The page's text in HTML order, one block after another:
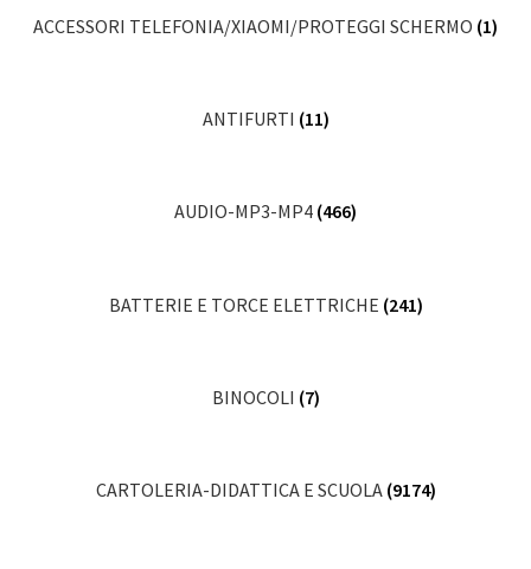
ACCESSORI TELEFONIA/XIAOMI/PROTEGGI SCHERMO (1)
ANTIFURTI (11)
AUDIO-MP3-MP4 (466)
BATTERIE E TORCE ELETTRICHE (241)
BINOCOLI (7)
CARTOLERIA-DIDATTICA E SCUOLA (9174)